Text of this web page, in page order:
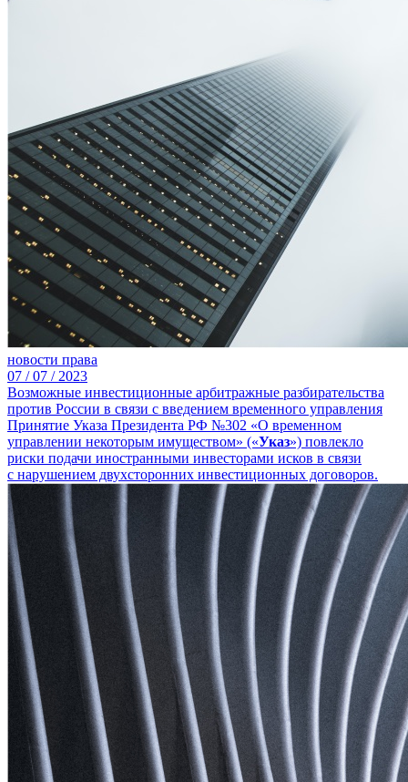
новости права
07 /07 / 2023
Возможные инвестиционные арбитражные разбирательства
против России в связи с введением временного управления
Принятие Указа Президента РФ №302 «О временном
управлении некоторым имуществом» («Указ») повлекло
риски подачи иностранными инвесторами исков в связи
с нарушением двухсторонних инвестиционных договоров.